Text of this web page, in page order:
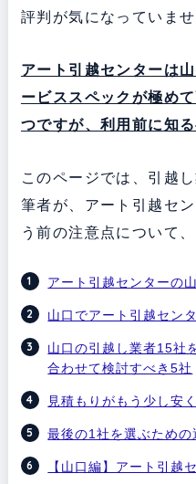
評判が気になっていませ
アート引越センターは
ービススペックが極め
つですが、利用前に知
このページでは、引越
筆者が、アート引越セ
う前の注意点について
アート引越センターの
山口でアート引越セン
山口の引越し業者15社
合わせて検討すべき5社
見積もりがもう少し安
最後の1社を選ぶための
【山口編】アート引越